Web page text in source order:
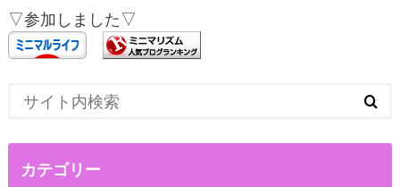
▽参加しました▽
カテゴリー